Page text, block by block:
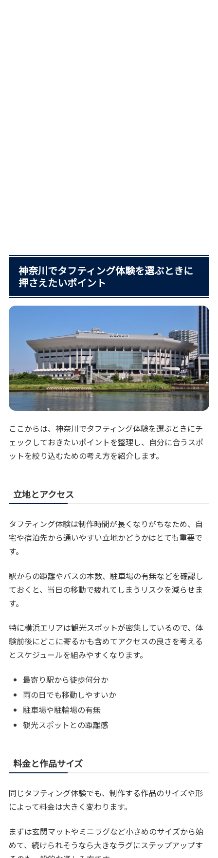
神奈川でタフティング体験を選ぶときに
押さえたいポイント
ここからは、神奈川でタフティング体験を選ぶときにチ
ェックしておきたいポイントを整理し、自分に合うスポ
ットを絞り込むための考え方を紹介します。
立地とアクセス
タフティング体験は制作時間が長くなりがちなため、自
宅や宿泊先から通いやすい立地かどうかはとても重要で
す。
駅からの距離やバスの本数、駐車場の有無などを確認し
ておくと、当日の移動で疲れてしまうリスクを減らせま
す。
特に横浜エリアは観光スポットが密集しているので、体
験前後にどこに寄るかも含めてアクセスの良さを考える
とスケジュールを組みやすくなります。
最寄り駅から徒歩何分か
雨の日でも移動しやすいか
駐車場や駐輪場の有無
観光スポットとの距離感
料金と作品サイズ
同じタフティング体験でも、制作する作品のサイズや形
によって料金は大きく変わります。
まずは玄関マットやミニラグなど小さめのサイズから始
めて、続けられそうなら大きなラグにステップアップす